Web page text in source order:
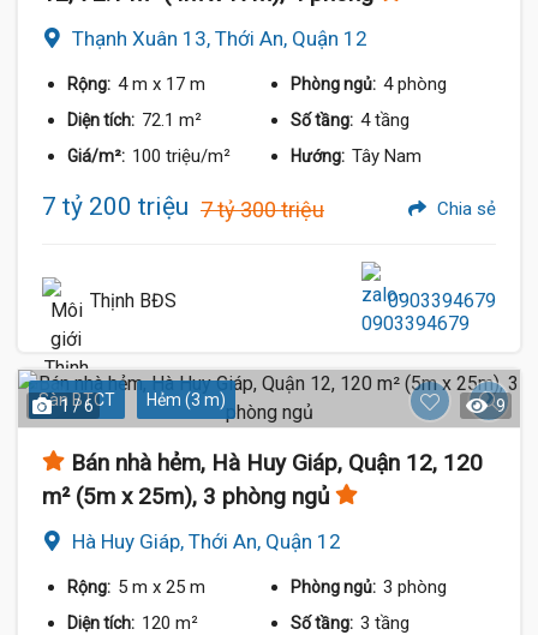
Thạnh Xuân 13, Thới An, Quận 12
Rộng: 4 m x 17 m Phòng ngủ: 4 phòng
Diện tích: 72.1 m² Số tầng: 4 tầng
Giá/m²: 100 triệu/m² Hướng: Tây Nam
7 tỷ 200 triệu 7 tỷ 300 triệu Chia sẻ
Thịnh BĐS 0903394679
Sàn BTCT Hẻm (3 m)
1 / 6 9
Bán nhà hẻm, Hà Huy Giáp, Quận 12, 120
m² (5m x 25m), 3 phòng ngủ
Hà Huy Giáp, Thới An, Quận 12
Rộng: 5 m x 25 m Phòng ngủ: 3 phòng
Diện tích: 120 m² Số tầng: 3 tầng